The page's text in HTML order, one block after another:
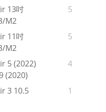
13吋
M2
5
11吋
M2
5
5 (2022)
(2020)
4
3 10.5
1